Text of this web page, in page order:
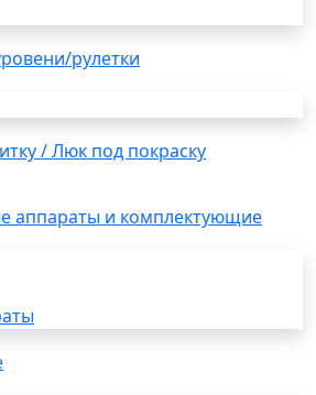
рулетки
/ Люк под покраску
аппараты и комплектующие